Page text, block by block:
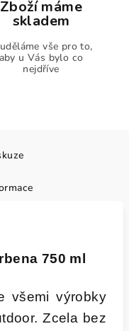
Zboží máme
skladem
vše pro to,
aby u Vás bylo co
nejdříve
750 ml
všemi výrobky
Zcela bez